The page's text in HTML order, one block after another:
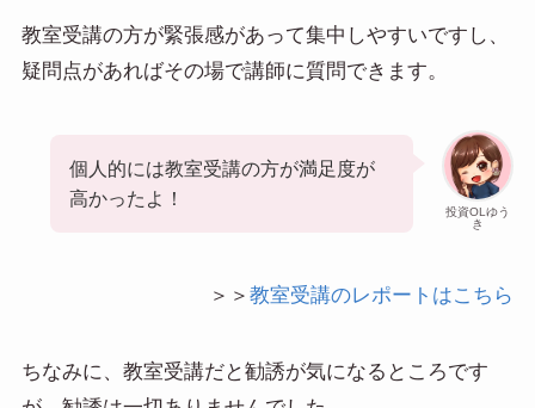
教室受講の方が緊張感があって集中しやすいですし、
疑問点があればその場で講師に質問できます。
投資OLゆう
き
個人的には教室受講の方が満足度が
高かったよ！
＞＞教室受講のレポートはこちら
ちなみに、教室受講だと勧誘が気になるところです